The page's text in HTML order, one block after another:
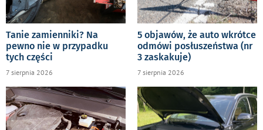
Tanie zamienniki? Na
pewno nie w przypadku
tych części
7 sierpnia 2026
5 objawów, że auto wkrótce
odmówi posłuszeństwa (nr
3 zaskakuje)
7 sierpnia 2026